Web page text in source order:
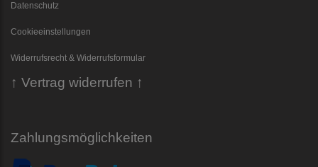
Datenschutz
Cookieeinstellungen
Widerrufsrecht & Widerrufsformular
↑ Vertrag widerrufen ↑
Zahlungsmöglichkeiten